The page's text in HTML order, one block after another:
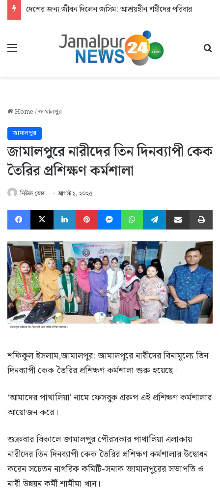
দেশের জন্য জীবন দিলেন জসিম: আশ্রয়হীন শহীদের পরিবার
Menu
Home/জামালপুর
জামালপুর
জামালপুরে নারীদের তিন দিনব্যাপী কেক
তৈরির প্রশিক্ষণ কর্মশালা
নিউজ ডেস্ক আগস্ট ১, ২০২৫
Facebook
X LinkedInPinterestMessengerWhatsAppTelegramShare via Email
শফিকুল ইসলাম,জামালপুর: জামালপুরে নারীদের বিনামূল্যে তিন
দিনব্যাপী কেক তৈরির প্রশিক্ষণ কর্মশালা শুরু হয়েছে।
‘আমাদের পাথালিয়া’ নামে ফেসবুক গ্ররুপ এই প্রশিক্ষণ কর্মশালার
আয়োজন করে।
শুক্রবার বিকালে জামালপুর পৌরসভার পাথালিয়া এলাকায়
নারীদের তিন দিনব্যাপী কেক তৈরির প্রশিক্ষণ কর্মশালার উদ্বোধন
করেন সচেতন নাগরিক কমিটি-সনাক জামালপুরের সভাপতি ও
নারী উন্নয়ন কর্মী শামীমা খান।